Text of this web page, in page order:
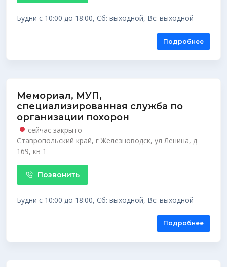
Будни с 10:00 до 18:00, Сб: выходной, Вс: выходной
Подробнее
Мемориал, МУП,
специализированная служба по
организации похорон
сейчас закрыто
Ставропольский край, г Железноводск, ул Ленина, д
169, кв 1
Позвонить
Будни с 10:00 до 18:00, Сб: выходной, Вс: выходной
Подробнее